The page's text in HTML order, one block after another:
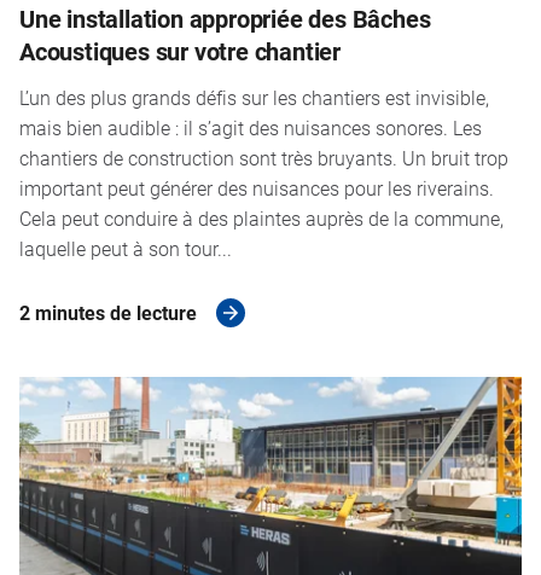
Une installation appropriée des Bâches
Acoustiques sur votre chantier
L’un des plus grands défis sur les chantiers est invisible,
mais bien audible : il s’agit des nuisances sonores. Les
chantiers de construction sont très bruyants. Un bruit trop
important peut générer des nuisances pour les riverains.
Cela peut conduire à des plaintes auprès de la commune,
laquelle peut à son tour...
2 minutes de lecture